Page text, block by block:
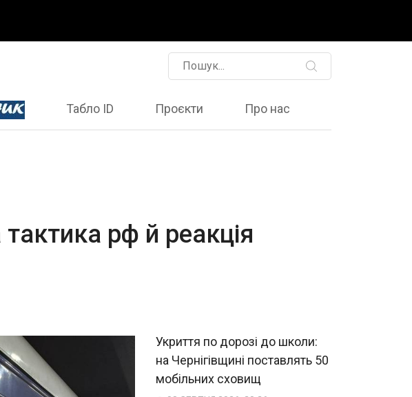
Табло ID Проєкти Про нас
рф й реакція
Укриття по дорозі до школи:
на Чернігівщині поставлять 50
мобільних сховищ